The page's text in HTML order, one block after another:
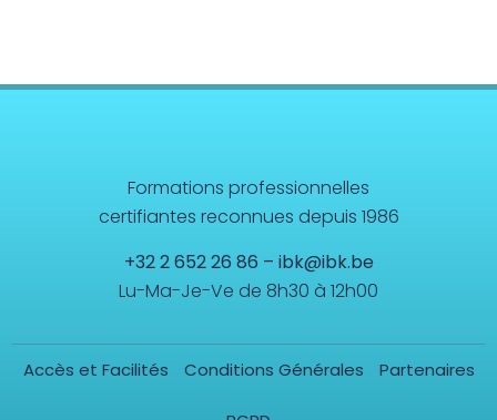
Formations professionnelles
certifiantes reconnues depuis 1986
+32 2 652 26 86 – ibk@ibk.be
Lu-Ma-Je-Ve de 8h30 à 12h00
Accès et Facilités Conditions Générales Partenaires